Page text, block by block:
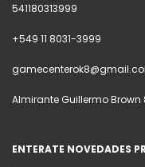
541180313999
+549 11 8031-3999
Almirante Guillermo Brown
ENTERATE NOVEDADES